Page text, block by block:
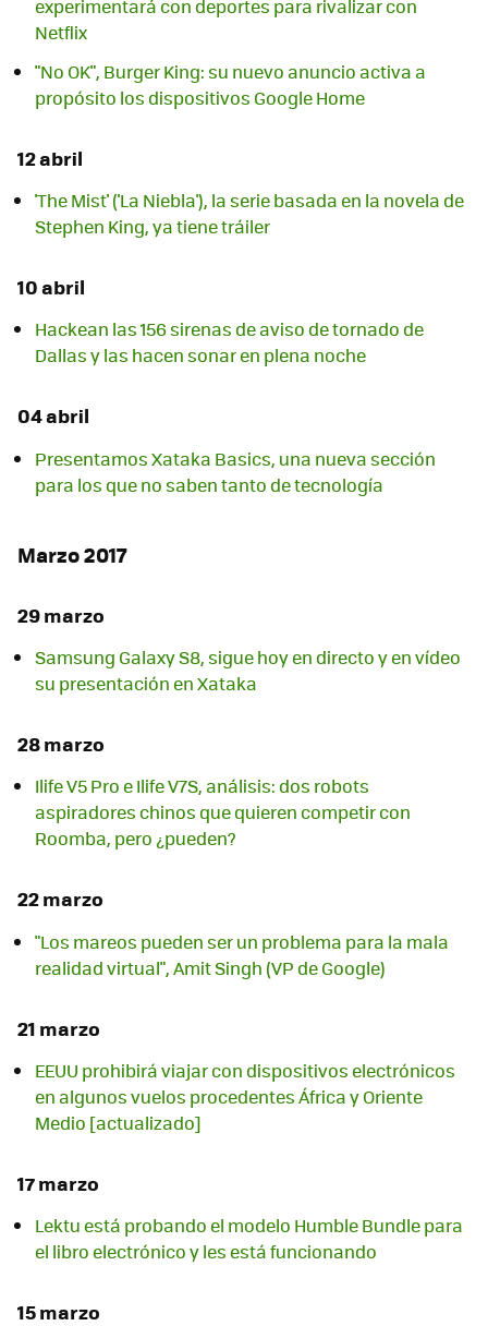
experimentará con deportes para rivalizar con
Netflix
"No OK", Burger King: su nuevo anuncio activa a
propósito los dispositivos Google Home
12 abril
'The Mist' ('La Niebla'), la serie basada en la novela de
Stephen King, ya tiene tráiler
10 abril
Hackean las 156 sirenas de aviso de tornado de
Dallas y las hacen sonar en plena noche
04 abril
Presentamos Xataka Basics, una nueva sección
para los que no saben tanto de tecnología
Marzo 2017
29 marzo
Samsung Galaxy S8, sigue hoy en directo y en vídeo
su presentación en Xataka
28 marzo
Ilife V5 Pro e Ilife V7S, análisis: dos robots
aspiradores chinos que quieren competir con
Roomba, pero ¿pueden?
22 marzo
"Los mareos pueden ser un problema para la mala
realidad virtual", Amit Singh (VP de Google)
21 marzo
EEUU prohibirá viajar con dispositivos electrónicos
en algunos vuelos procedentes África y Oriente
Medio [actualizado]
17 marzo
Lektu está probando el modelo Humble Bundle para
el libro electrónico y les está funcionando
15 marzo